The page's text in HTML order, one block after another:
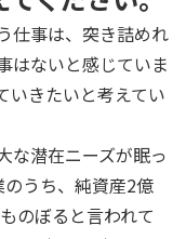
仕事は、突き詰めれ
はないと感じていま
いきたいと考えてい
な潜在ニーズが眠っ
うち、純資産2億
のぼると言われて